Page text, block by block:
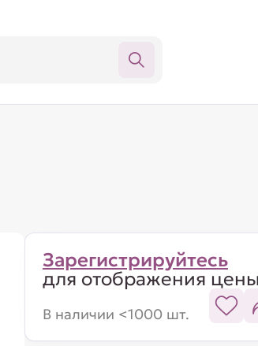
Зарегистрируйтесь
для отображения
В наличии <1000 шт.